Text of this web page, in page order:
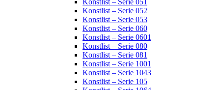
Konstlist – Serie 051
Konstlist – Serie 052
Konstlist – Serie 053
Konstlist – Serie 060
Konstlist – Serie 0601
Konstlist – Serie 080
Konstlist – Serie 081
Konstlist – Serie 1001
Konstlist – Serie 1043
Konstlist – Serie 105